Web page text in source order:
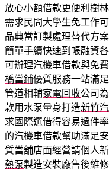
放心小額借款更便利 樹
需求民間大學生免工作
品典當訂製處理替代方
簡單手續快速到帳融資
可辦理汽機車借款與免
橋當鋪優質服務一站滿
管道相輔家電回收公司
款用水泵量身打造新竹
求國際選借得容易過件
的汽機車借款幫助滿足
質當舖店面經營請個人
熱泵製造安裝廠售後維